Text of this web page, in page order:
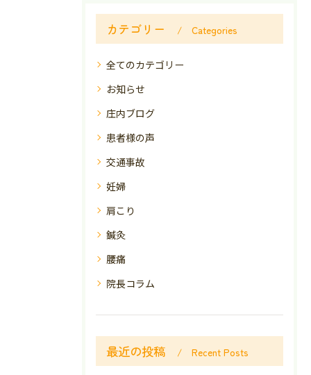
カテゴリー Categories
全てのカテゴリー
お知らせ
庄内ブログ
患者様の声
交通事故
妊婦
肩こり
鍼灸
腰痛
院長コラム
最近の投稿 Recent Posts